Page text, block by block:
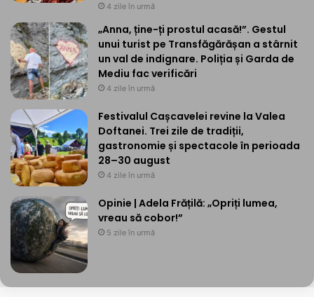
4 zile în urmă
„Anna, ține-ți prostul acasă!”. Gestul
unui turist pe Transfăgărășan a stârnit
un val de indignare. Poliția și Garda de
Mediu fac verificări
4 zile în urmă
Festivalul Cașcavelei revine la Valea
Doftanei. Trei zile de tradiții,
gastronomie și spectacole în perioada
28–30 august
4 zile în urmă
Opinie | Adela Frățilă: „Opriți lumea,
vreau să cobor!”
5 zile în urmă